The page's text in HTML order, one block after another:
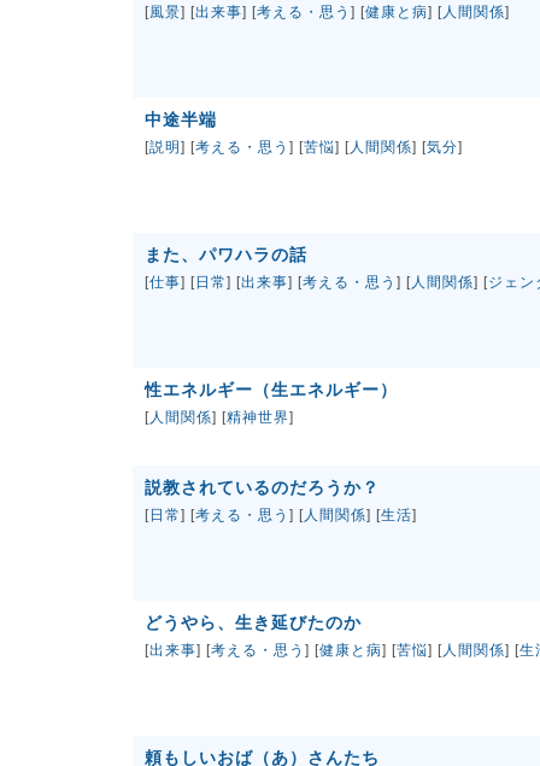
[風景] [出来事] [考える・思う ] [健康と病] [人間関係]
中途半端
[説明 ] [考える・思う ] [苦悩] [人間関係] [気分]
また、パワハラの話
[仕事] [日常] [出来事] [考える・思う ] [人間関係] [ジェン
性エネルギー（生エネルギー）
[人間関係] [精神世界]
説教されているのだろうか？
[日常] [考える・思う ] [人間関係] [生活]
どうやら、生き延びたのか
[出来事] [考える・思う ] [健康と病] [苦悩] [人間関係] [生
頼もしいおば（あ）さんたち